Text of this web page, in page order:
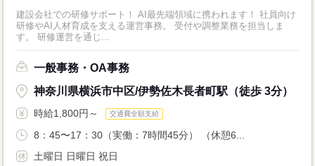
建設会社での研修サポート！ AI最先端領域に携われます！ 社員向け
研修やAI人材育成を支える運営事務。 受付や調整業務を担当しま
す。 研修運営を通じ...
一般事務・OA事務
神奈川県横浜市中区/伊勢佐木長者町駅（徒歩 3分）
時給1,800円～ 交通費全額支給
8：45〜17：30（実働：7時間45分） （休憩6...
土曜日 日曜日 祝日